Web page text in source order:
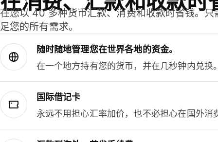
在您以 40 多种货币汇款、消费和收款时省钱。
足您的所有需求。
随时随地管理您在世界各地的资金。
在一个地方持有您的货币，并在几秒钟内兑换
国际借记卡
永远不用担心汇率加价，也不必担心在国外消